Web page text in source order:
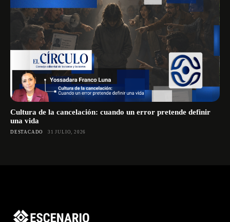
Cultura de la cancelación: cuando un error pretende definir
una vida
DESTACADO 31 JULIO, 2026